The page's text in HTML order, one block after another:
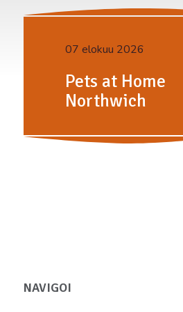
07 elokuu 2026
Pets at Home
Northwich
NAVIGOI